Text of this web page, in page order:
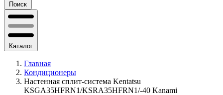
Поиск
Каталог
Главная
Кондиционеры
Настенная сплит-система Kentatsu
KSGA35HFRN1/KSRA35HFRN1/-40 Kanami